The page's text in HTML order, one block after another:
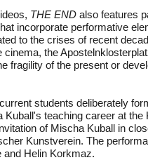
THE END also features
incorporate performative
to the crises of recent
cinema, the
fragility of the present or
students deliberately
Kuball's teaching career at the
of Mischa Kuball in
Kunstverein. The
and Helin Korkmaz.